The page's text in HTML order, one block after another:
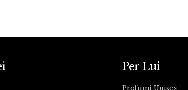
Per Lui
Profumi Unisex